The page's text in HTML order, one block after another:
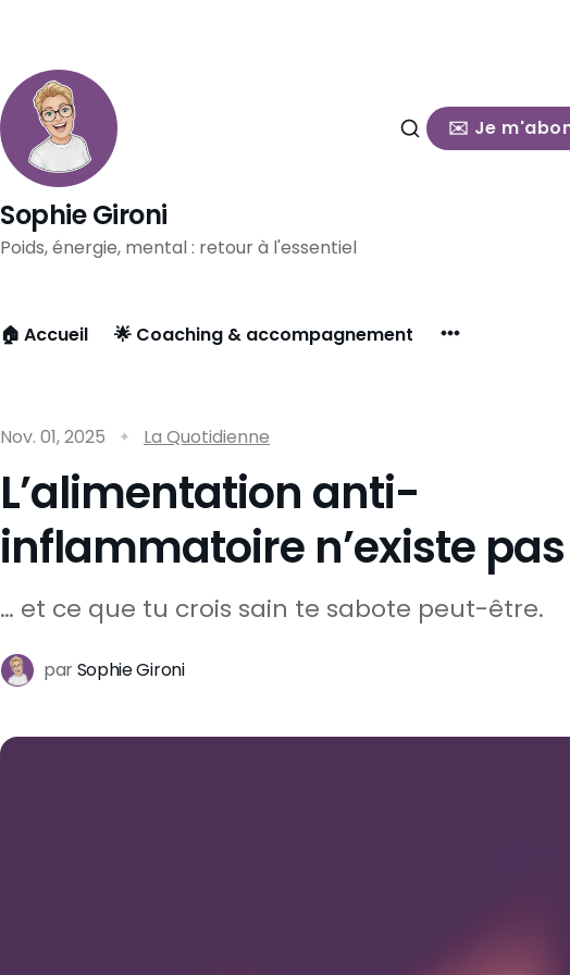
✉️ Je
Sophie Gironi
Poids, énergie, mental : retour à l'essentiel
🏠 Accueil 🌟 Coaching & accompagnement
Nov. 01, 2025 La Quotidienne
L’alimentation anti-
inflammatoire n’existe
… et ce que tu crois sain te sabote peut-être.
parSophie Gironi